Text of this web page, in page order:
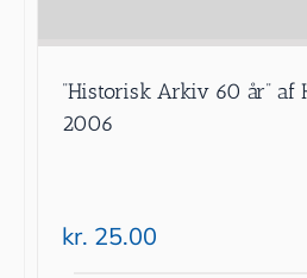
”Historisk Arkiv 60 år” af
2006
kr. 25.00